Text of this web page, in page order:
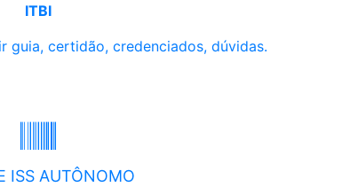
ITBI
guia, certidão, credenciados, dúvidas.
ISS AUTÔNOMO